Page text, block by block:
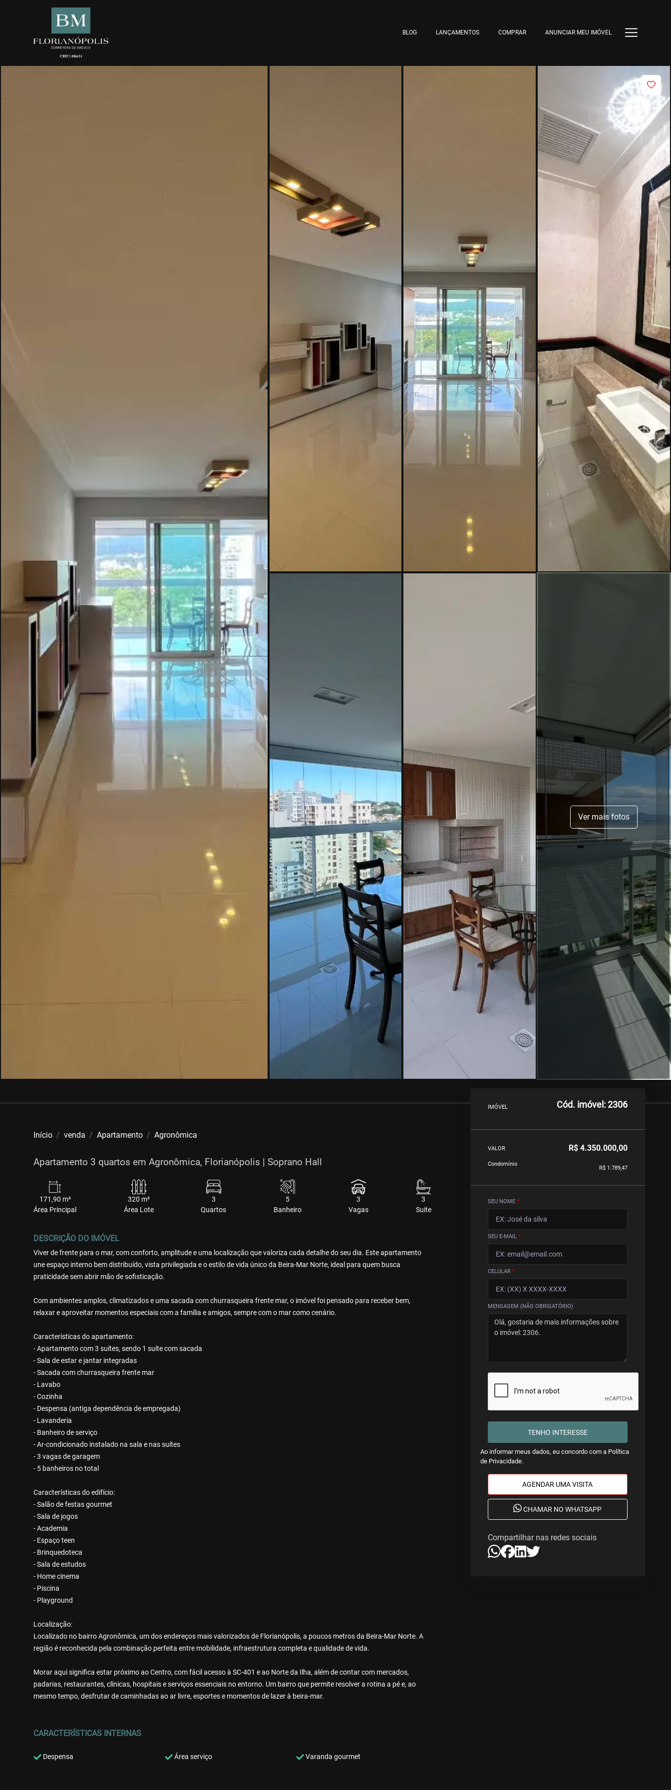
BLOG LANÇAMENTOS COMPRAR ANUNCIAR MEU IMÓVEL
Ver mais fotos
Início venda Apartamento Agronômica
Apartamento 3 quartos em Agronômica, Florianópolis | Soprano Hall
171,90 m²
Área Principal
320 m²
Área Lote
3
Quartos
5
Banheiro
3
Vagas
3
Suite
DESCRIÇÃO DO IMÓVEL
Viver de frente para o mar, com conforto, amplitude e uma localização que valoriza cada detalhe do seu dia. Este apartamento
une espaço interno bem distribuído, vista privilegiada e o estilo de vida único da Beira-Mar Norte, ideal para quem busca
praticidade sem abrir mão de sofisticação.
Com ambientes amplos, climatizados e uma sacada com churrasqueira frente mar, o imóvel foi pensado para receber bem,
relaxar e aproveitar momentos especiais com a família e amigos, sempre com o mar como cenário.
Características do apartamento:
- Apartamento com 3 suítes, sendo 1 suíte com sacada
- Sala de estar e jantar integradas
- Sacada com churrasqueira frente mar
- Lavabo
- Cozinha
- Despensa (antiga dependência de empregada)
- Lavanderia
- Banheiro de serviço
- Ar-condicionado instalado na sala e nas suítes
- 3 vagas de garagem
- 5 banheiros no total
Características do edifício:
- Salão de festas gourmet
- Sala de jogos
- Academia
- Espaço teen
- Brinquedoteca
- Sala de estudos
- Home cinema
- Piscina
- Playground
Localização:
Localizado no bairro Agronômica, um dos endereços mais valorizados de Florianópolis, a poucos metros da Beira-Mar Norte. A
região é reconhecida pela combinação perfeita entre mobilidade, infraestrutura completa e qualidade de vida.
Morar aqui significa estar próximo ao Centro, com fácil acesso à SC-401 e ao Norte da Ilha, além de contar com mercados,
padarias, restaurantes, clínicas, hospitais e serviços essenciais no entorno. Um bairro que permite resolver a rotina a pé e, ao
mesmo tempo, desfrutar de caminhadas ao ar livre, esportes e momentos de lazer à beira-mar.
CARACTERÍSTICAS INTERNAS
Despensa Área serviço Varanda gourmet
IMÓVEL Cód. imóvel: 2306
VALOR R$ 4.350.000,00
Condomínio
R$ 1.789,47
SEU NOME *
SEU E-MAIL *
CELULAR *
MENSAGEM (NÃO OBRIGATÓRIO)
TENHO INTERESSE
Ao informar meus dados, eu concordo com a Política
de Privacidade.
AGENDAR UMA VISITA
CHAMAR NO WHATSAPP
Compartilhar nas redes sociais